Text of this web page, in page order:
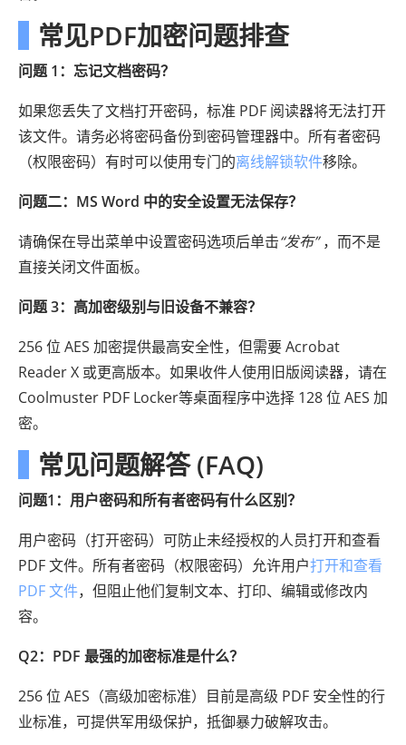
常见PDF加密问题排查
问题 1：忘记文档密码？
如果您丢失了文档打开密码，标准 PDF 阅读器将无法打开
该文件。请务必将密码备份到密码管理器中。所有者密码
（权限密码）有时可以使用专门的离线解锁软件移除。
问题二：MS Word 中的安全设置无法保存？
请确保在导出菜单中设置密码选项后单击“发布”，而不是
直接关闭文件面板。
问题 3：高加密级别与旧设备不兼容？
256 位 AES 加密提供最高安全性，但需要 Acrobat
Reader X 或更高版本。如果收件人使用旧版阅读器，请在
Coolmuster PDF Locker等桌面程序中选择 128 位 AES 加
密。
常见问题解答 (FAQ)
问题1：用户密码和所有者密码有什么区别？
用户密码（打开密码）可防止未经授权的人员打开和查看
PDF 文件。所有者密码（权限密码）允许用户打开和查看
PDF 文件，但阻止他们复制文本、打印、编辑或修改内
容。
Q2：PDF 最强的加密标准是什么？
256 位 AES（高级加密标准）目前是高级 PDF 安全性的行
业标准，可提供军用级保护，抵御暴力破解攻击。